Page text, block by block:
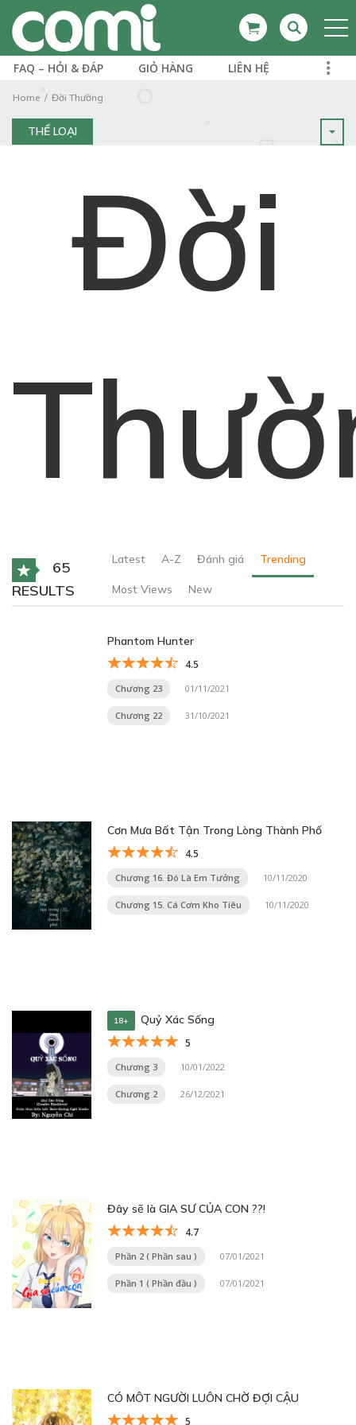
FAQ – HỎI & ĐÁP GIỎ HÀNG LIÊN HỆ
Home Đời Thường
THỂ LOẠI
Đời
65
RESULTS
Latest A-Z Đánh giá Trending
Most Views New
Phantom Hunter
4.5
Chương 23 01/11/2021
Chương 22 31/10/2021
Cơn Mưa Bất Tận Trong Lòng Thành Phố
4.5
Chương 16. Đó Là Em Tưởng 10/11/2020
Chương 15. Cá Cơm Kho Tiêu 10/11/2020
18+ Quỷ Xác Sống
5
Chương 3 10/01/2022
Chương 2 26/12/2021
Đây sẽ là GIA SƯ CỦA CON ??!
4.7
Phần 2 ( Phần sau ) 07/01/2021
Phần 1 ( Phần đầu ) 07/01/2021
CÓ MÔT NGƯỜI LUÔN CHỜ ĐỢI CẬU
5